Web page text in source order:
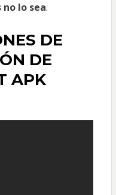
lo sea.
DE
DE
APK